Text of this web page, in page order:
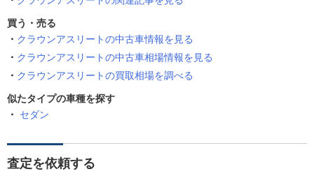
買う・売る
クラウンアスリートの中古車情報を見る
クラウンアスリートの中古車相場情報を見る
クラウンアスリートの買取相場を調べる
似たタイプの車種を探す
セダン
査定を依頼する